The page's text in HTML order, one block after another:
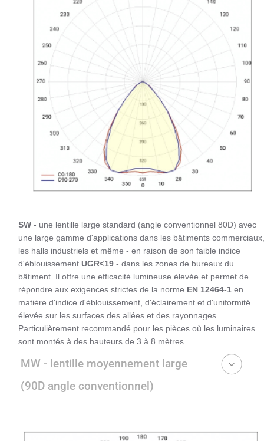
SW - une lentille large standard (angle conventionnel 80D) avec
une large gamme d'applications dans les bâtiments commerciaux,
les halls industriels et même - en raison de son faible indice
d'éblouissement UGR<19 - dans les zones de bureaux du
bâtiment. Il offre une efficacité lumineuse élevée et permet de
répondre aux exigences strictes de la norme EN 12464-1 en
matière d'indice d'éblouissement, d'éclairement et d'uniformité
élevée sur les surfaces des allées et des rayonnages.
Particulièrement recommandé pour les pièces où les luminaires
sont montés à des hauteurs de 3 à 8 mètres.
MW - lentille moyennement large
(90D angle conventionnel)